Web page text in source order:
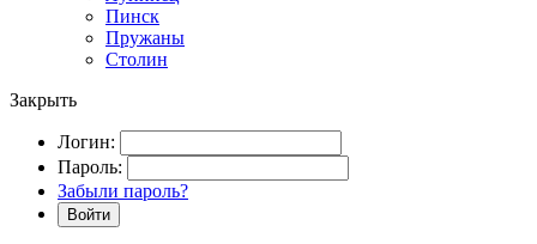
Пинск
Пружаны
Столин
Закрыть
Логин:
Пароль:
Забыли пароль?
Войти